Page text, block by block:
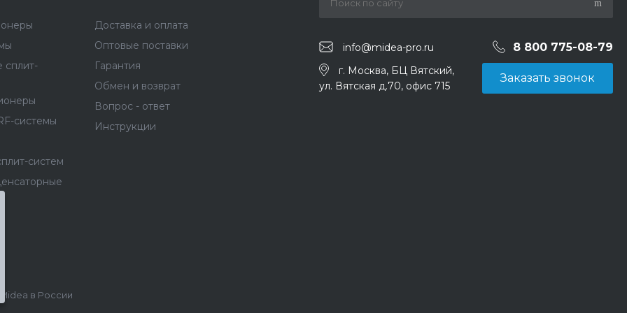
системы
систем
Доставка и оплата
Оптовые поставки
Гарантия
Обмен и возврат
Вопрос - ответ
Инструкции
info@midea-pro.ru 8 800 775-08-79
г. Москва, БЦ Вятский,
ул. Вятская д.70, офис 715
Заказать звонок
в России